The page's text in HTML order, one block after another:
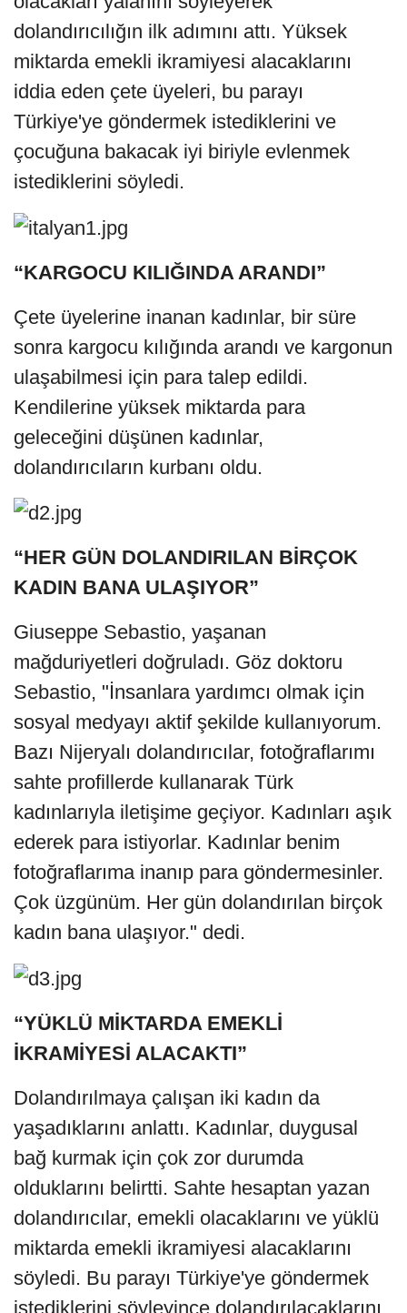
dolandırıcılığın ilk adımını attı. Yüksek
miktarda emekli ikramiyesi alacaklarını
iddia eden çete üyeleri, bu parayı
Türkiye'ye göndermek istediklerini ve
çocuğuna bakacak iyi biriyle evlenmek
istediklerini söyledi.
“KARGOCU KILIĞINDA ARANDI”
Çete üyelerine inanan kadınlar, bir süre
sonra kargocu kılığında arandı ve kargonun
ulaşabilmesi için para talep edildi.
Kendilerine yüksek miktarda para
geleceğini düşünen kadınlar,
dolandırıcıların kurbanı oldu.
“HER GÜN DOLANDIRILAN BİRÇOK
KADIN BANA ULAŞIYOR”
Giuseppe Sebastio, yaşanan
mağduriyetleri doğruladı. Göz doktoru
Sebastio, "İnsanlara yardımcı olmak için
sosyal medyayı aktif şekilde kullanıyorum.
Bazı Nijeryalı dolandırıcılar, fotoğraflarımı
sahte profillerde kullanarak Türk
kadınlarıyla iletişime geçiyor. Kadınları aşık
ederek para istiyorlar. Kadınlar benim
fotoğraflarıma inanıp para göndermesinler.
Çok üzgünüm. Her gün dolandırılan birçok
kadın bana ulaşıyor." dedi.
“YÜKLÜ MİKTARDA EMEKLİ
İKRAMİYESİ ALACAKTI”
Dolandırılmaya çalışan iki kadın da
yaşadıklarını anlattı. Kadınlar, duygusal
bağ kurmak için çok zor durumda
olduklarını belirtti. Sahte hesaptan yazan
dolandırıcılar, emekli olacaklarını ve yüklü
miktarda emekli ikramiyesi alacaklarını
söyledi. Bu parayı Türkiye'ye göndermek
istediklerini söyleyince dolandırılacaklarını